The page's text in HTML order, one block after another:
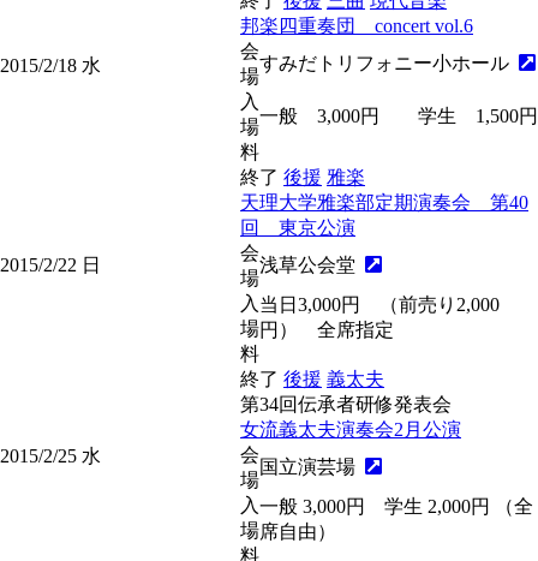
2015/2/18 水
邦楽四重奏団 concert vol.6
会
場
すみだトリフォニー小ホール
入
場
料
一般 3,000円 学生 1,500円
2015/2/22 日
終了 後援 雅楽
天理大学雅楽部定期演奏会 第40
回 東京公演
会
場
浅草公会堂
入
場
料
当日3,000円 （前売り2,000
円） 全席指定
2015/2/25 水
終了 後援 義太夫
第34回伝承者研修発表会
女流義太夫演奏会2月公演
会
場
国立演芸場
入
場
料
一般 3,000円 学生 2,000円 （全
席自由）